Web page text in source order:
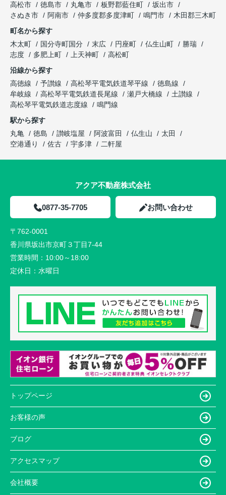
高松市
徳島市 丸亀市 板野郡藍住町
坂出市
さぬき市
阿南市 仲多度郡多度津町 鳴門市
木田郡三木町
町名から探す
木太町
国分寺町国分 末広 円座町 仏生山町
勝瑞
志度
多肥上町 上天神町
高松町
沿線から探す
高徳線
予讃線 高松琴平電気鉄道琴平線
徳島線
牟岐線
高松琴平電気鉄道長尾線 瀬戸大橋線
土讃線
高松琴平電気鉄道志度線
鳴門線
駅から探す
丸亀
徳島 讃岐塩屋 阿波富田 仏生山
太田
空港通り
佐古 宇多津 二軒屋
アクア不動産株式会社
0877-35-7705 お問い合わせ
〒762-0001
香川県坂出市京町３丁目7-44
営業時間： 10:00～18:00
定休日： 水曜日
トップページ
お客様の声
ブログ
アクセスマップ
会社概要